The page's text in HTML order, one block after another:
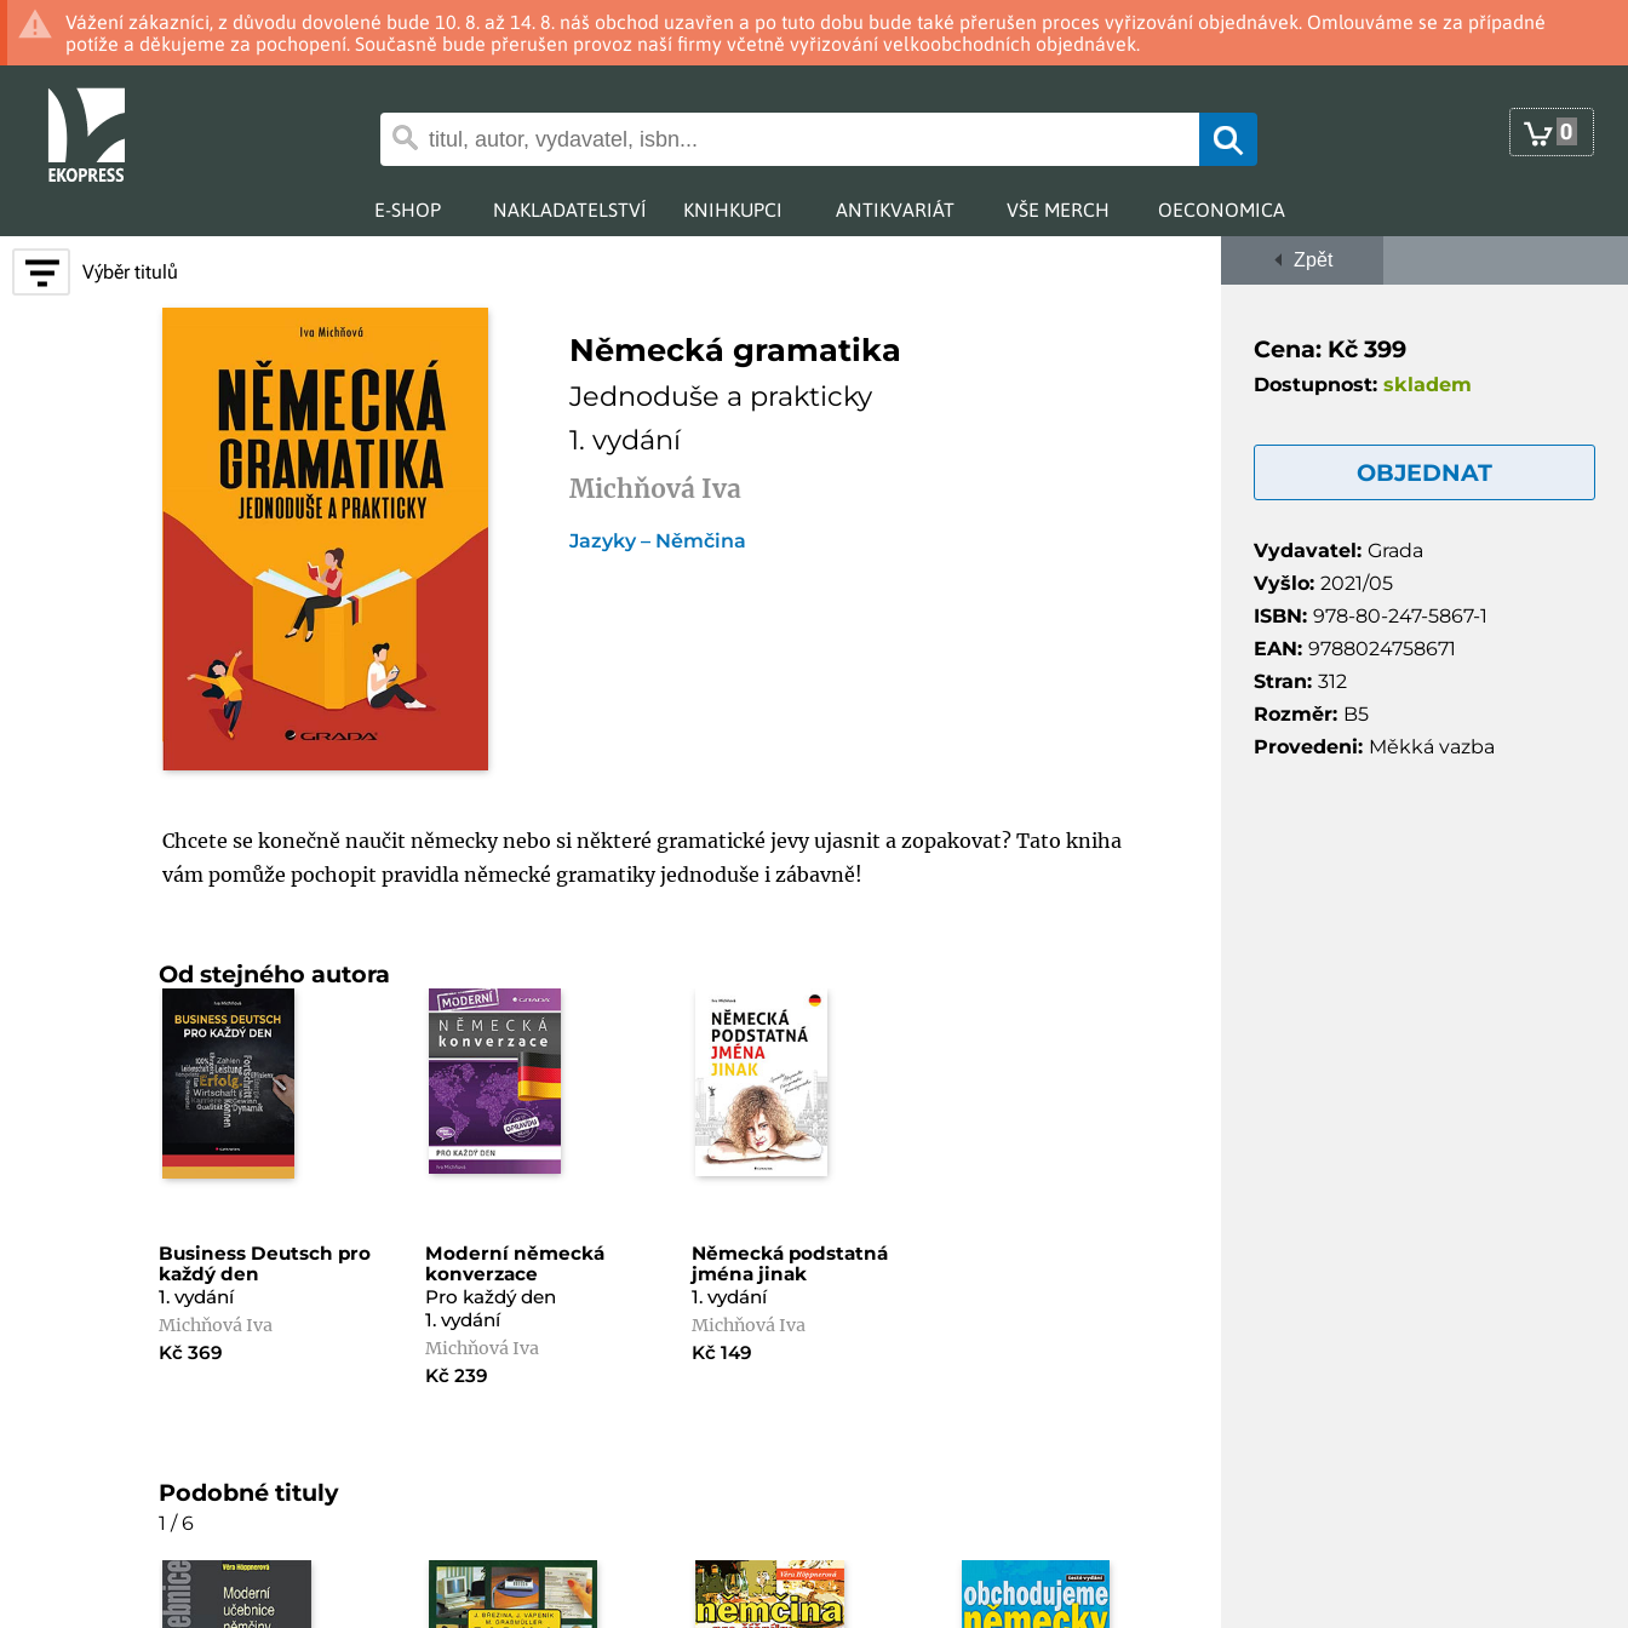
Vážení zákazníci, z důvodu dovolené bude 10. 8. až 14. 8. náš obchod uzavřen a po tuto dobu bude také přerušen proces vyřizování objednávek. Omlouváme se za případné
potíže a děkujeme za pochopení. Současně bude přerušen provoz naší firmy včetně vyřizování velkoobchodních objednávek.
0
E-SHOP NAKLADATELSTVÍ KNIHKUPCI ANTIKVARIÁT VŠE MERCH OECONOMICA
Výběr titulů
Německá gramatika
Jednoduše a prakticky
1. vydání
Michňová Iva
Jazyky – Němčina
Zpět
Cena: Kč 399
Dostupnost: skladem
OBJEDNAT
Vydavatel: Grada
Vyšlo: 2021/05
ISBN: 978-80-247-5867-1
EAN: 9788024758671
Stran: 312
Rozměr: B5
Provedeni: Měkká vazba
Chcete se konečně naučit německy nebo si některé gramatické jevy ujasnit a zopakovat? Tato kniha
vám pomůže pochopit pravidla německé gramatiky jednoduše i zábavně!
Od stejného autora
Business Deutsch pro
každý den
1. vydání
Michňová Iva
Kč 369
Moderní německá
konverzace
Pro každý den
1. vydání
Michňová Iva
Kč 239
Německá podstatná
jména jinak
1. vydání
Michňová Iva
Kč 149
Podobné tituly
1 / 6